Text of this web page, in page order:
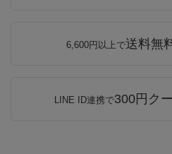
6,600円以上で送料無
LINE ID連携で300円ク